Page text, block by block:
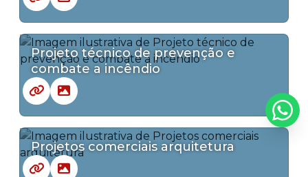
Projeto técnico de prevenção e
combate a incêndio
Projetos comerciais arquitetura